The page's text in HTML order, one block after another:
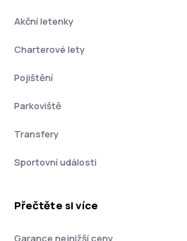
Akční letenky
Charterové lety
Pojištění
Parkoviště
Transfery
Sportovní události
Přečtěte si více
Garance nejnižší ceny